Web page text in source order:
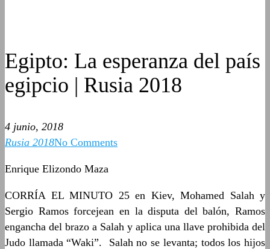
Egipto: La esperanza del país
egipcio | Rusia 2018
4 junio, 2018
Rusia 2018No Comments
Enrique Elizondo Maza
CORRÍA EL MINUTO 25 en Kiev, Mohamed Salah y
Sergio Ramos forcejean en la disputa del balón, Ramos
engancha del brazo a Salah y aplica una llave prohibida del
Judo llamada “Waki”. Salah no se levanta; todos los hijos